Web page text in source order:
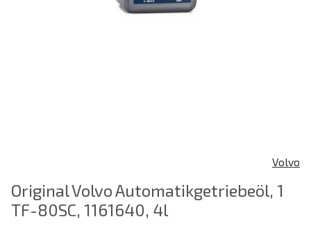
Volvo
Original Volvo Automatikgetriebeöl, 1
TF-80SC, 1161640, 4l